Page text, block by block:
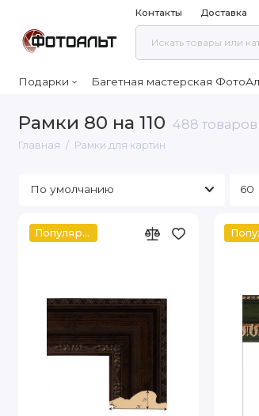
Контакты Доставка
Подарки Багетная мастерская
Рамки 80 на 110 488 товаров
Главная Рамки для картин
Популярное